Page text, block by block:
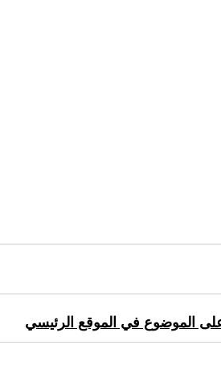
على الموضوع في الموقع الرئيسي